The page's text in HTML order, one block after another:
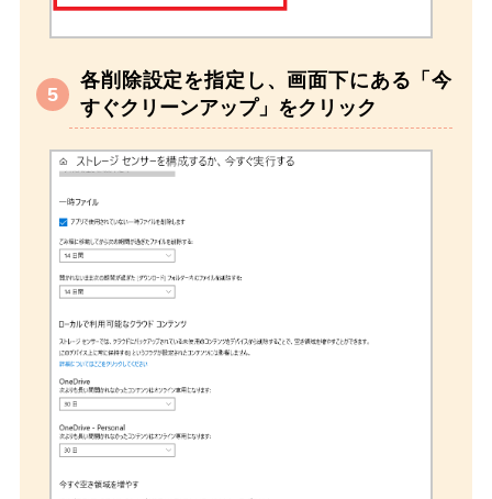
各削除設定を指定し、画面下にある「今
すぐクリーンアップ」をクリック